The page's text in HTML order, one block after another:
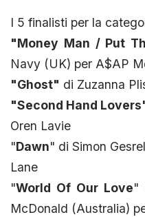
I 5 finalisti per la
"Money Man / Put
Navy (UK) per A$AP
"Ghost" di Zuzanna
"Second Hand
Oren Lavie
"Dawn" di Simon
Lane
"World Of Our Love"
McDonald (Australia)